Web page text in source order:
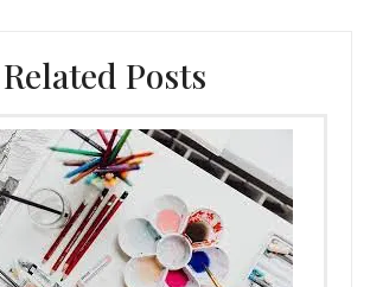
Related Posts